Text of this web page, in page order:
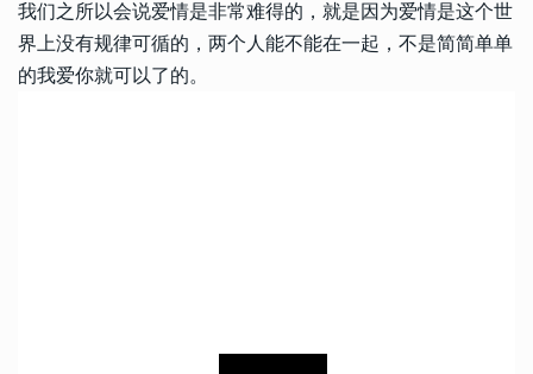
我们之所以会说爱情是非常难得的，就是因为爱情是这个世
界上没有规律可循的，两个人能不能在一起，不是简简单单
的我爱你就可以了的。